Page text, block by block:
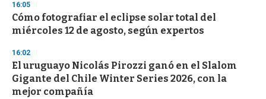
d
s
o
f
3
s
e
c
o
16:05
Cómo fotografiar el eclipse solar total del
miércoles 12 de agosto, según expertos
16:02
El uruguayo Nicolás Pirozzi ganó en el Slalom
Gigante del Chile Winter Series 2026, con la
mejor compañía